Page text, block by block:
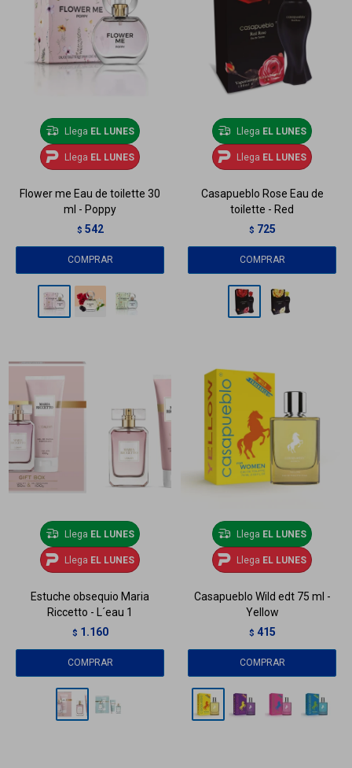
Llega EL LUNES
Llega EL LUNES
Flower me Eau de toilette 30
ml - Poppy
$ 542
Llega EL LUNES
Llega EL LUNES
Casapueblo Rose Eau de
toilette - Red
$ 725
Llega EL LUNES
Llega EL LUNES
Estuche obsequio Maria
Riccetto - L´eau 1
$ 1.160
Llega EL LUNES
Llega EL LUNES
Casapueblo Wild edt 75 ml -
Yellow
$ 415